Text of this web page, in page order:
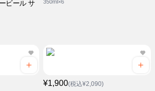
ビール サ
350ml×6
¥1,900(税込¥2,090)